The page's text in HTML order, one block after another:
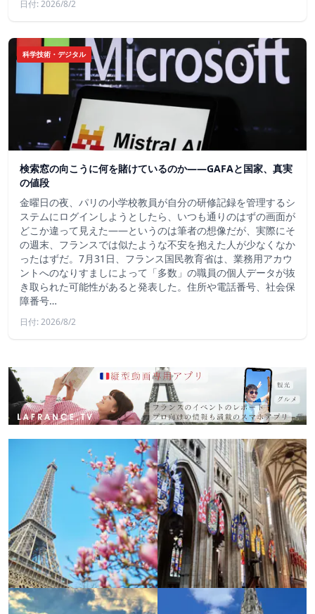
日付: 2026/8/2
科学技術・デジタル
検索窓の向こうに何を賭けているのか——GAFAと国家、真実
の値段
金曜日の夜、パリの小学校教員が自分の研修記録を管理するシ
ステムにログインしようとしたら、いつも通りのはずの画面が
どこか違って見えた——というのは筆者の想像だが、実際にそ
の週末、フランスでは似たような不安を抱えた人が少なくなか
ったはずだ。7月31日、フランス国民教育省は、業務用アカウ
ントへのなりすましによって「多数」の職員の個人データが抜
き取られた可能性があると発表した。住所や電話番号、社会保
障番号…
日付: 2026/8/2